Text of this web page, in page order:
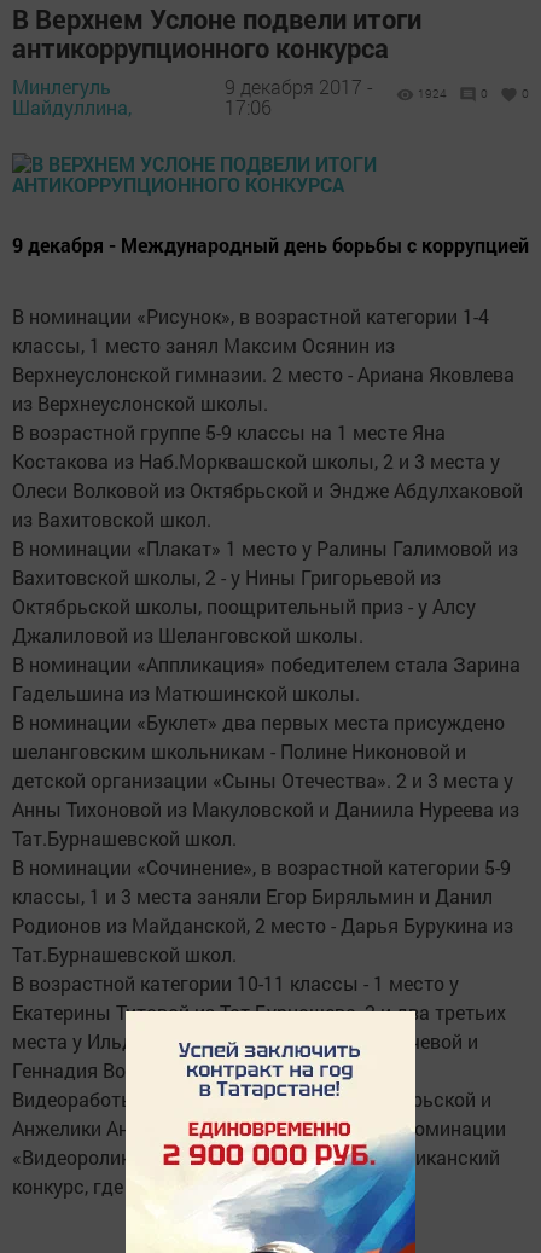
В Верхнем Услоне подвели итоги
антикоррупционного конкурса
Минлегуль
Шайдуллина,
9 декабря 2017 -
17:06
1924 0 0
9 декабря - Международный день борьбы с коррупцией
В номинации «Рисунок», в возрастной категории 1-4
классы, 1 место занял Максим Осянин из
Верхнеуслонской гимназии. 2 место - Ариана Яковлева
из Верхнеуслонской школы.
В возрастной группе 5-9 классы на 1 месте Яна
Костакова из Наб.Морквашской школы, 2 и 3 места у
Олеси Волковой из Октябрьской и Эндже Абдулхаковой
из Вахитовской школ.
В номинации «Плакат» 1 место у Ралины Галимовой из
Вахитовской школы, 2 - у Нины Григорьевой из
Октябрьской школы, поощрительный приз - у Алсу
Джалиловой из Шеланговской школы.
В номинации «Аппликация» победителем стала Зарина
Гадельшина из Матюшинской школы.
В номинации «Буклет» два первых места присуждено
шеланговским школьникам - Полине Никоновой и
детской организации «Сыны Отечества». 2 и 3 места у
Анны Тихоновой из Макуловской и Даниила Нуреева из
Тат.Бурнашевской школ.
В номинации «Сочинение», в возрастной категории 5-9
классы, 1 и 3 места заняли Егор Биряльмин и Данил
Родионов из Майданской, 2 место - Дарья Бурукина из
Тат.Бурнашевской школ.
В возрастной категории 10-11 классы - 1 место у
Екатерины Титовой из Тат.Бурнашева, 2 и два третьих
места у Ильдара Биктагирова, Юлии Климачевой и
Геннадия Воронова из гимназии.
Видеоработы Айрата Шайдуллина из Октябрьской и
Анжелики Антоновой Макуловской школ в номинации
«Видеоролик» были направлены на республиканский
конкурс, где удостоены вторых мест.